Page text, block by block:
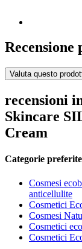
Recensione
Valuta questo
recensioni
Skincare
Cream
Categorie
Cosmesi
anticellulite
Cosmetici
Cosmesi
Cosmetici
Cosmetici